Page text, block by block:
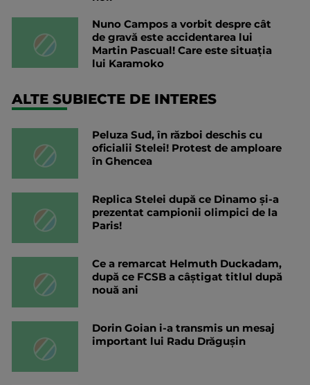
Nuno Campos a vorbit despre cât
de gravă este accidentarea lui
Martin Pascual! Care este situația
lui Karamoko
ALTE SUBIECTE DE INTERES
Peluza Sud, în război deschis cu
oficialii Stelei! Protest de amploare
în Ghencea
Replica Stelei după ce Dinamo și-a
prezentat campionii olimpici de la
Paris!
Ce a remarcat Helmuth Duckadam,
după ce FCSB a câștigat titlul după
nouă ani
Dorin Goian i-a transmis un mesaj
important lui Radu Drăgușin